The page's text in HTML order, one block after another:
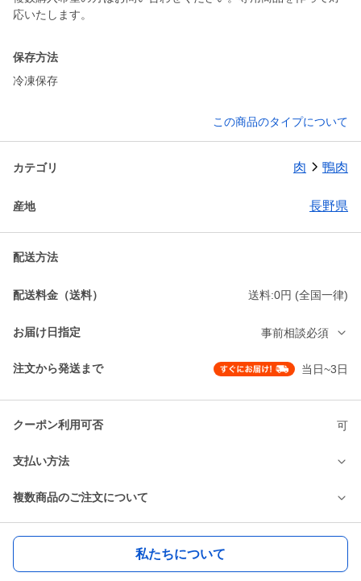
応いたします。
保存方法
冷凍保存
この商品のタイプについて
カテゴリ 肉 鴨肉
産地 長野県
配送方法
配送料金（送料） 送料:0円 (全国一律)
お届け日指定 事前相談必須
注文から発送まで 当日~3日
クーポン利用可否 可
支払い方法
複数商品のご注文について
私たちについて